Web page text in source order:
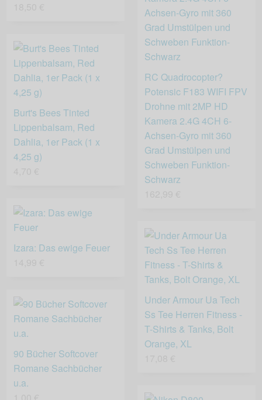
RC Quadrocopter?
Potensic F183 WIFI FPV
Drohne mit 2MP HD
Kamera 2.4G 4CH 6-
Achsen-Gyro mit 360
Grad Umstülpen und
Schweben Funktion-
Schwarz
Burt's Bees Tinted
Lippenbalsam, Red
Dahlia, 1er Pack (1 x
4,25 g)
Izara: Das ewige Feuer
Under Armour Ua Tech
Ss Tee Herren Fitness -
T-Shirts & Tanks, Bolt
Orange, XL
90 Bücher Softcover
Romane Sachbücher
u.a.